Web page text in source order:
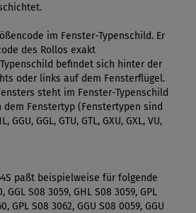
im Fenster-Typenschild. Er
des Rollos exakt
befindet sich hinter der
oder links auf dem Fensterflügel.
steht im Fenster-Typenschild
Fenstertyp (Fenstertypen sind
GGU, GGL, GTU, GTL, GXU, GXL, VU,
paßt beispielweise für folgende
GGL S08 3059, GHL S08 3059, GPL
GPL S08 3062, GGU S08 0059, GGU